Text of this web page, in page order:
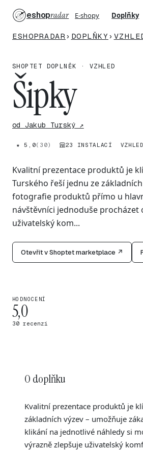
eshopradar E-shopy Doplňky
ESHOPRADAR › DOPLŇKY ›
SHOPTET DOPLNĚK · VZHLED
Šipky
od Jakub Turský ↗
★ 5,0(30) 23 INSTALACÍ VZHLED
Kvalitní prezentace produktů je
Turského řeší jednu ze
fotografie produktů přímo u
návštěvníci jednoduše
uživatelský kom...
Otevřít v Shoptet marketplace ↗
HODNOCENÍ
5,0
30 recenzí
O doplňku
Kvalitní prezentace produktů je
základních výzev – umožňuje
klikání na jednotlivé náhledy si
výrazně zlepšuje uživatelský